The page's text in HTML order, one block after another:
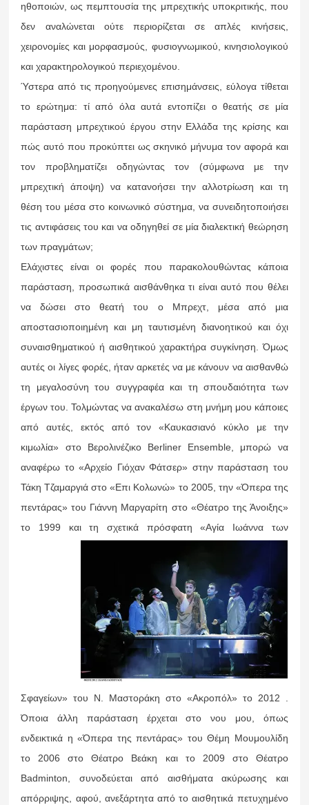
ηθοποιών, ως πεμπτουσία της μπρεχτικής υποκριτικής, που
δεν αναλώνεται ούτε περιορίζεται σε απλές κινήσεις,
χειρονομίες και μορφασμούς, φυσιογνωμικού, κινησιολογικού
και χαρακτηρολογικού περιεχομένου.
Ύστερα από τις προηγούμενες επισημάνσεις, εύλογα τίθεται
το ερώτημα: τί από όλα αυτά εντοπίζει ο θεατής σε μία
παράσταση μπρεχτικού έργου στην Ελλάδα της κρίσης και
πώς αυτό που προκύπτει ως σκηνικό μήνυμα τον αφορά και
τον προβληματίζει οδηγώντας τον (σύμφωνα με την
μπρεχτική άποψη) να κατανοήσει την αλλοτρίωση και τη
θέση του μέσα στο κοινωνικό σύστημα, να συνειδητοποιήσει
τις αντιφάσεις του και να οδηγηθεί σε μία διαλεκτική θεώρηση
των πραγμάτων;
Ελάχιστες είναι οι φορές που παρακολουθώντας κάποια
παράσταση, προσωπικά αισθάνθηκα τι είναι αυτό που θέλει
να δώσει στο θεατή του ο Μπρεχτ, μέσα από μια
αποστασιοποιημένη και μη ταυτισμένη διανοητικού και όχι
συναισθηματικού ή αισθητικού χαρακτήρα συγκίνηση. Όμως
αυτές οι λίγες φορές, ήταν αρκετές να με κάνουν να αισθανθώ
τη μεγαλοσύνη του συγγραφέα και τη σπουδαιότητα των
έργων του. Τολμώντας να ανακαλέσω στη μνήμη μου κάποιες
από αυτές, εκτός από τον «Καυκασιανό κύκλο με την
κιμωλία» στο Βερολινέζικο Berliner Ensemble, μπορώ να
αναφέρω το «Αρχείο Γιόχαν Φάτσερ» στην παράσταση του
Τάκη Τζαμαργιά στο «Επι Κολωνώ» το 2005, την «Όπερα της
πεντάρας» του Γιάννη Μαργαρίτη στο «Θέατρο της Άνοιξης»
το 1999 καιτη σχετικά πρόσφατη «Αγία Ιωάννα των
Σφαγείων» του Ν. Μαστοράκη στο «Ακροπόλ» το 2012 .
Όποια άλλη παράσταση έρχεται στο νου μου, όπως
ενδεικτικά η «Όπερα της πεντάρας» του Θέμη Μουμουλίδη
το 2006 στο Θέατρο Βεάκη και το 2009 στο Θέατρο
Badminton, συνοδεύεται από αισθήματα ακύρωσης και
απόρριψης, αφού, ανεξάρτητα από το αισθητικά πετυχημένο